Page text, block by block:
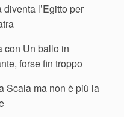
l’Egitto per
con Un ballo in
forse fin troppo
Scala ma non è più la